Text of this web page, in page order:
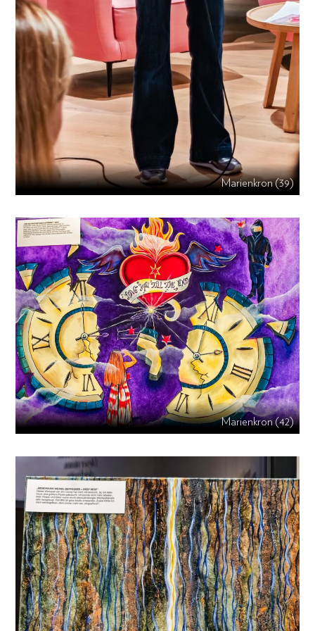
Marienkron (39)
Marienkron (42)